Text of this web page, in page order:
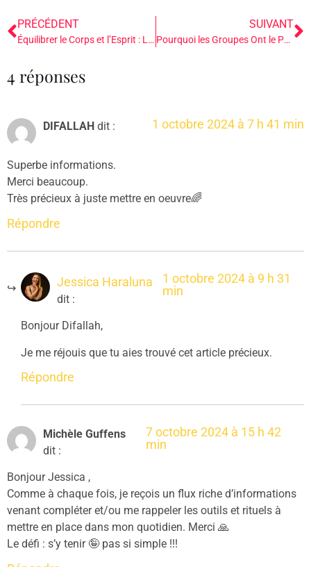
PRÉCÉDENT
Équilibrer le Corps et l’Esprit : Le Rôle du Système Nerveux dans la Guérison Holistique
SUIVANT
Pourquoi les Groupes Ont le Pouvoir de Transformer Profondément nos Vies
4 réponses
DIFALLAH dit : 1 octobre 2024 à 7 h 41 min
Superbe informations.
Merci beaucoup.
Très précieux à juste mettre en oeuvre🌈
Répondre
Jessica Haraluna
dit :
1 octobre 2024 à 9 h 31
min
Bonjour Difallah,
Je me réjouis que tu aies trouvé cet article précieux.
Répondre
Michèle Guffens
dit :
7 octobre 2024 à 15 h 42
min
Bonjour Jessica ,
Comme à chaque fois, je reçois un flux riche d’informations
venant compléter et/ou me rappeler les outils et rituels à
mettre en place dans mon quotidien. Merci 🙏
Le défi : s’y tenir 🤪 pas si simple !!!